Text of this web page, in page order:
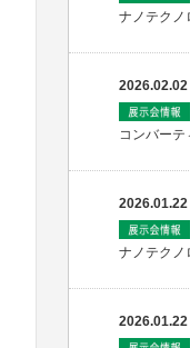
ナノテクノ
2026.02.02
コンバー
2026.01.22
ナノテクノ
2026.01.22